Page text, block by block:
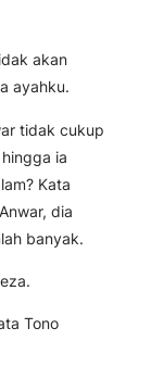
akan
ayahku.
tidak cukup
ia
Kata
dia
banyak.
Tono